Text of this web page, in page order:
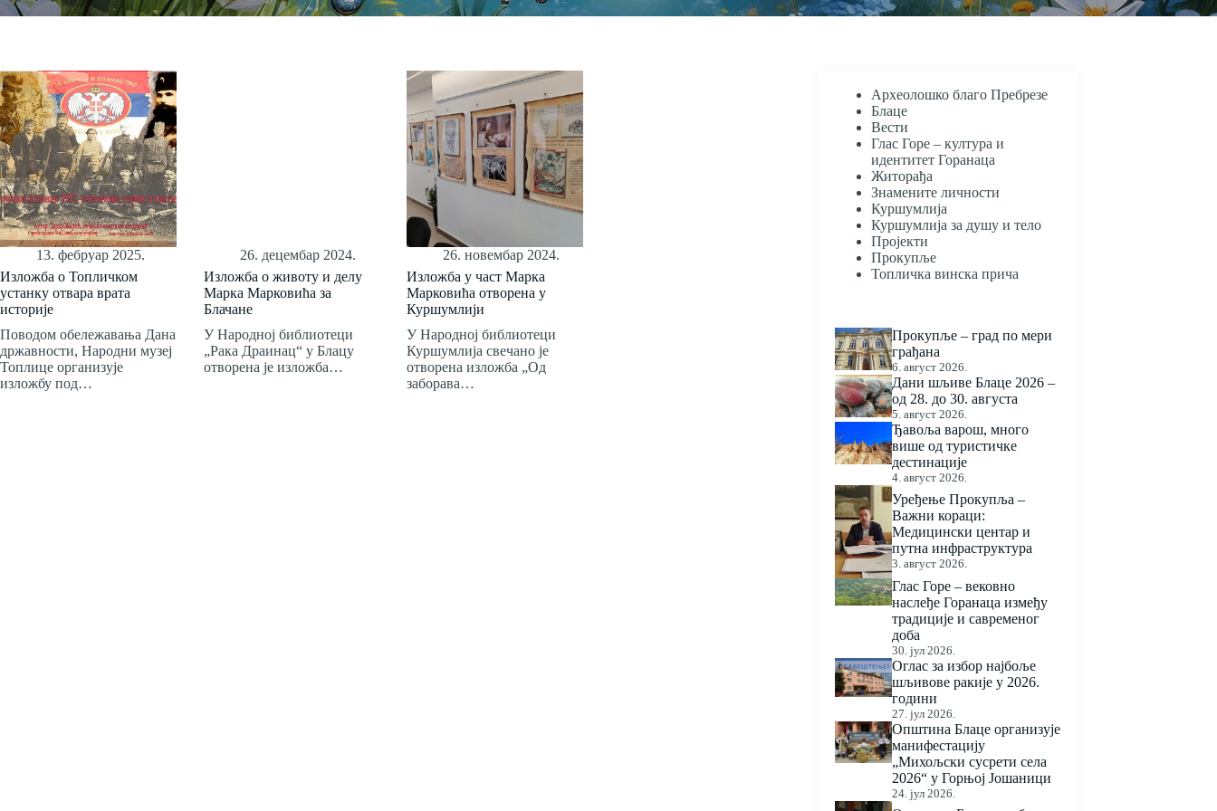
13. фебруар 2025.
Изложба о Топличком
устанку отвара врата
историје
Поводом обележавања Дана
државности, Народни музеј
Топлице организује
изложбу под…
26. децембар 2024.
Изложба о животу и делу
Марка Марковића за
Блачане
У Народној библиотеци
„Рака Драинац“ у Блацу
отворена је изложба…
26. новембар 2024.
Изложба у част Марка
Марковића отворена у
Куршумлији
У Народној библиотеци
Куршумлија свечано је
отворена изложба „Од
заборава…
Археолошко благо Пребрезе
Блаце
Вести
Глас Горе – култура и
идентитет Горанаца
Житорађа
Знамените личности
Куршумлија
Куршумлија за душу и тело
Пројекти
Прокупље
Топличка винска прича
Прокупље – град по мери
грађана
6. август 2026.
Дани шљиве Блаце 2026 –
од 28. до 30. августа
5. август 2026.
Ђавоља варош, много
више од туристичке
дестинације
4. август 2026.
Уређење Прокупља –
Важни кораци:
Медицински центар и
путна инфраструктура
3. август 2026.
Глас Горе – вековно
наслеђе Горанаца између
традиције и савременог
доба
30. јул 2026.
Оглас за избор најбоље
шљивове ракије у 2026.
години
27. јул 2026.
Општина Блаце организује
манифестацију
„Михољски сусрети села
2026“ у Горњој Јошаници
24. јул 2026.